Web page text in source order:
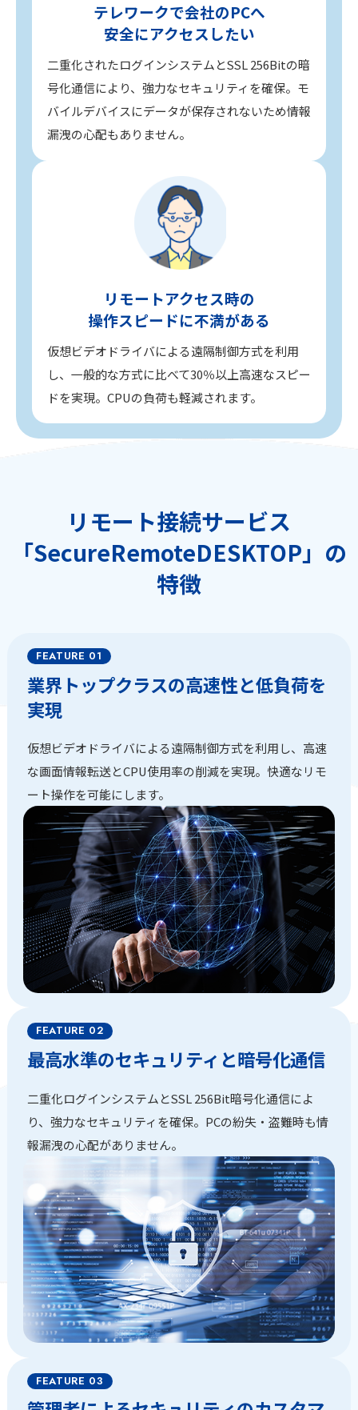
テレワークで会社のPCへ
安全にアクセスしたい
二重化されたログインシステムとSSL 256Bitの暗
号化通信により、強力なセキュリティを確保。モ
バイルデバイスにデータが保存されないため情報
漏洩の心配もありません。
リモートアクセス時の
操作スピードに不満がある
仮想ビデオドライバによる遠隔制御方式を利用
し、一般的な方式に比べて30％以上高速なスピー
ドを実現。CPUの負荷も軽減されます。
リモート接続サービス
「SecureRemoteDESKTOP」の
特徴
業界トップクラスの高速性と低負荷を
実現
仮想ビデオドライバによる遠隔制御方式を利用し、高速
な画面情報転送とCPU使用率の削減を実現。快適なリモ
ート操作を可能にします。
最高水準のセキュリティと暗号化通信
二重化ログインシステムとSSL 256Bit暗号化通信によ
り、強力なセキュリティを確保。PCの紛失・盗難時も情
報漏洩の心配がありません。